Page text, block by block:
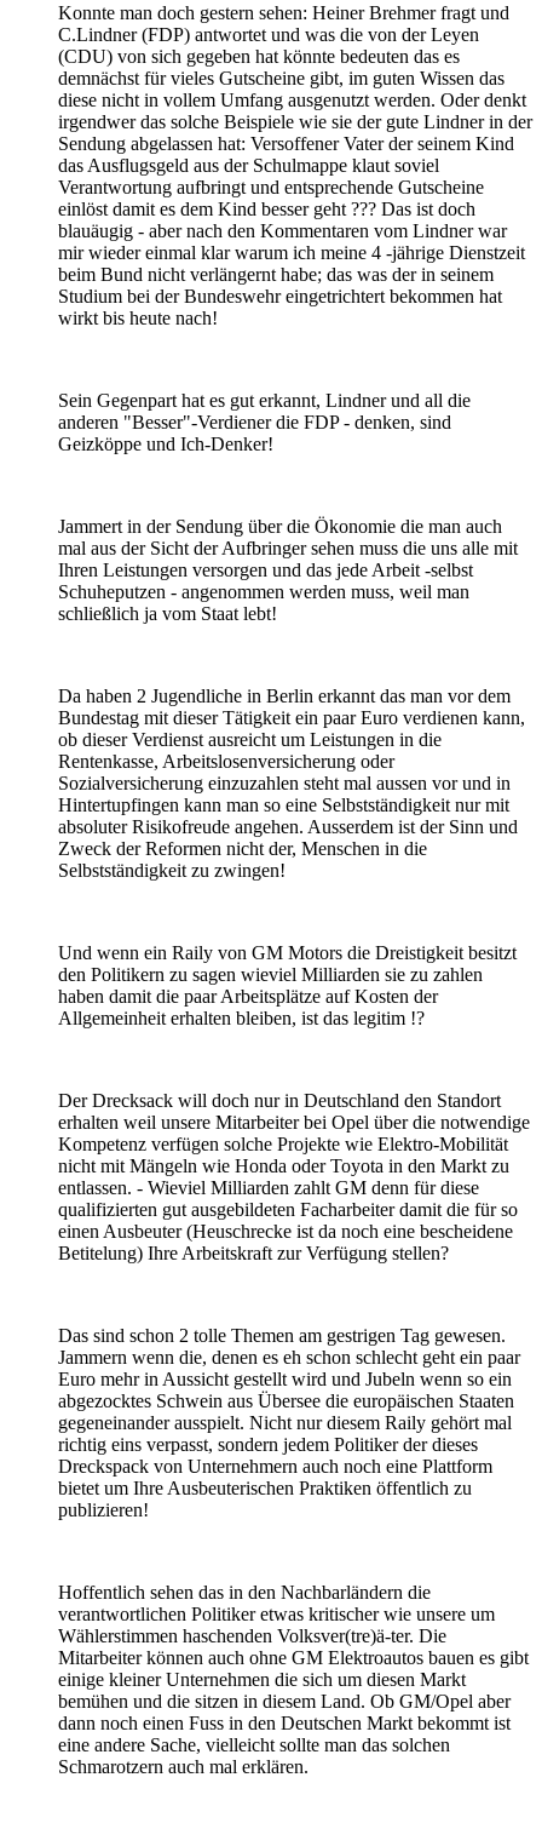
Konnte man doch gestern sehen: Heiner Brehmer fragt und
C.Lindner (FDP) antwortet und was die von der Leyen
(CDU) von sich gegeben hat könnte bedeuten das es
demnächst für vieles Gutscheine gibt, im guten Wissen das
diese nicht in vollem Umfang ausgenutzt werden. Oder denkt
irgendwer das solche Beispiele wie sie der gute Lindner in der
Sendung abgelassen hat: Versoffener Vater der seinem Kind
das Ausflugsgeld aus der Schulmappe klaut soviel
Verantwortung aufbringt und entsprechende Gutscheine
einlöst damit es dem Kind besser geht ??? Das ist doch
blauäugig - aber nach den Kommentaren vom Lindner war
mir wieder einmal klar warum ich meine 4 -jährige Dienstzeit
beim Bund nicht verlängernt habe; das was der in seinem
Studium bei der Bundeswehr eingetrichtert bekommen hat
wirkt bis heute nach!
Sein Gegenpart hat es gut erkannt, Lindner und all die
anderen "Besser"-Verdiener die FDP - denken, sind
Geizköppe und Ich-Denker!
Jammert in der Sendung über die Ökonomie die man auch
mal aus der Sicht der Aufbringer sehen muss die uns alle mit
Ihren Leistungen versorgen und das jede Arbeit -selbst
Schuheputzen - angenommen werden muss, weil man
schließlich ja vom Staat lebt!
Da haben 2 Jugendliche in Berlin erkannt das man vor dem
Bundestag mit dieser Tätigkeit ein paar Euro verdienen kann,
ob dieser Verdienst ausreicht um Leistungen in die
Rentenkasse, Arbeitslosenversicherung oder
Sozialversicherung einzuzahlen steht mal aussen vor und in
Hintertupfingen kann man so eine Selbstständigkeit nur mit
absoluter Risikofreude angehen. Ausserdem ist der Sinn und
Zweck der Reformen nicht der, Menschen in die
Selbstständigkeit zu zwingen!
Und wenn ein Raily von GM Motors die Dreistigkeit besitzt
den Politikern zu sagen wieviel Milliarden sie zu zahlen
haben damit die paar Arbeitsplätze auf Kosten der
Allgemeinheit erhalten bleiben, ist das legitim !?
Der Drecksack will doch nur in Deutschland den Standort
erhalten weil unsere Mitarbeiter bei Opel über die notwendige
Kompetenz verfügen solche Projekte wie Elektro-Mobilität
nicht mit Mängeln wie Honda oder Toyota in den Markt zu
entlassen. - Wieviel Milliarden zahlt GM denn für diese
qualifizierten gut ausgebildeten Facharbeiter damit die für so
einen Ausbeuter (Heuschrecke ist da noch eine bescheidene
Betitelung) Ihre Arbeitskraft zur Verfügung stellen?
Das sind schon 2 tolle Themen am gestrigen Tag gewesen.
Jammern wenn die, denen es eh schon schlecht geht ein paar
Euro mehr in Aussicht gestellt wird und Jubeln wenn so ein
abgezocktes Schwein aus Übersee die europäischen Staaten
gegeneinander ausspielt. Nicht nur diesem Raily gehört mal
richtig eins verpasst, sondern jedem Politiker der dieses
Dreckspack von Unternehmern auch noch eine Plattform
bietet um Ihre Ausbeuterischen Praktiken öffentlich zu
publizieren!
Hoffentlich sehen das in den Nachbarländern die
verantwortlichen Politiker etwas kritischer wie unsere um
Wählerstimmen haschenden Volksver(tre)ä-ter. Die
Mitarbeiter können auch ohne GM Elektroautos bauen es gibt
einige kleiner Unternehmen die sich um diesen Markt
bemühen und die sitzen in diesem Land. Ob GM/Opel aber
dann noch einen Fuss in den Deutschen Markt bekommt ist
eine andere Sache, vielleicht sollte man das solchen
Schmarotzern auch mal erklären.